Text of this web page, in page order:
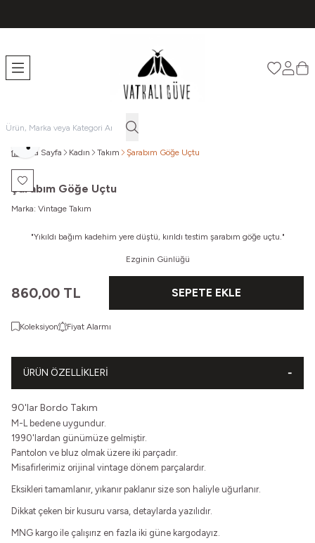
Favorilerim
Ana Sayfa Kadın Takım Şarabım Göğe Uçtu
Favoriye Ekle
Paylaş
Şarabım Göğe Uçtu
Marka: Vintage Takım
"Yıkıldı bağım kadehim yere düştü, kırıldı testim şarabım göğe uçtu."
Ezginin Günlüğü
860,00 TL SEPETE EKLE
Koleksiyon Fiyat Alarmı
ÜRÜN ÖZELLIKLERI
90'lar Bordo Takım
M-L bedene uygundur.
1990'lardan günümüze gelmiştir.
Pantolon ve bluz olmak üzere iki parçadır.
Misafirlerimiz orijinal vintage dönem parçalardır.
Eksikleri tamamlanır, yıkanır paklanır size son haliyle uğurlanır.
Dikkat çeken bir kusuru varsa, detaylarda yazılıdır.
MNG kargo ile çalışırız en fazla iki güne kargodayız.